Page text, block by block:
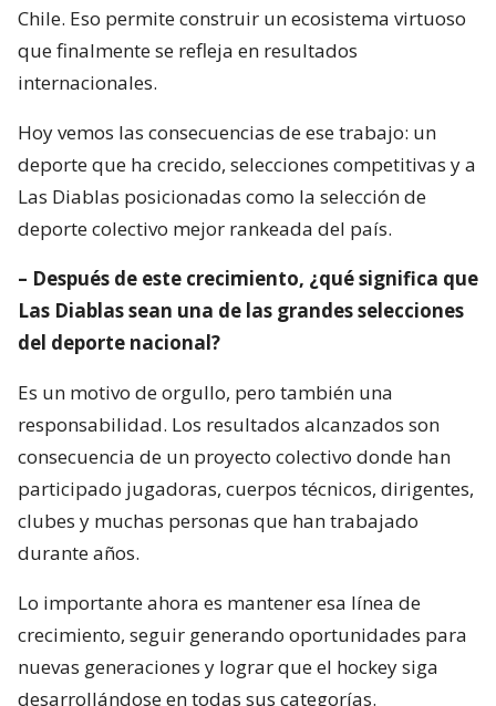
Chile. Eso permite construir un ecosistema virtuoso
que finalmente se refleja en resultados
internacionales.
Hoy vemos las consecuencias de ese trabajo: un
deporte que ha crecido, selecciones competitivas y a
Las Diablas posicionadas como la selección de
deporte colectivo mejor rankeada del país.
– Después de este crecimiento, ¿qué significa que
Las Diablas sean una de las grandes selecciones
del deporte nacional?
Es un motivo de orgullo, pero también una
responsabilidad. Los resultados alcanzados son
consecuencia de un proyecto colectivo donde han
participado jugadoras, cuerpos técnicos, dirigentes,
clubes y muchas personas que han trabajado
durante años.
Lo importante ahora es mantener esa línea de
crecimiento, seguir generando oportunidades para
nuevas generaciones y lograr que el hockey siga
desarrollándose en todas sus categorías.